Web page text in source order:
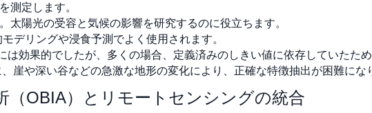
測定します。
太陽光の受容と気候の影響を研究するのに役立ちます。
デリングや浸食予測でよく使用されます。
は効果的でしたが、多くの場合、定義済みのしきい値に依存していたた
崖や深い谷などの急激な地形の変化により、正確な特徴抽出が困難にな
（OBIA）とリモートセンシングの統合